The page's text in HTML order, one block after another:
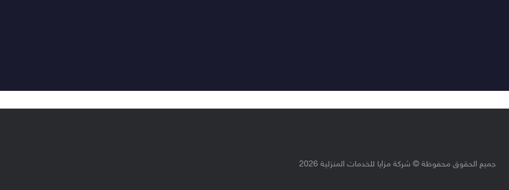
جميع الحقوق محفوظة © شركة مزايا للخدمات المنزلية 2026